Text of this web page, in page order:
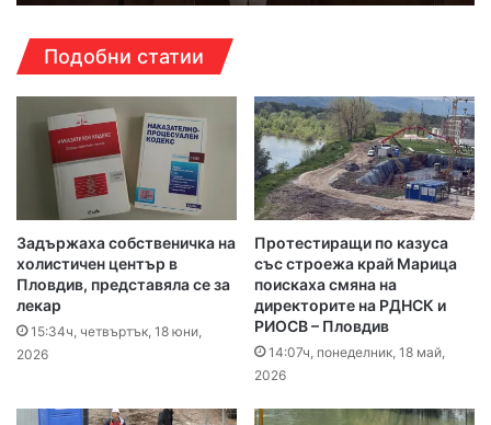
Подобни статии
Задържаха собственичка на
холистичен център в
Пловдив, представяла се за
лекар
15:34ч, четвъртък, 18 юни,
2026
Протестиращи по казуса
със строежа край Марица
поискаха смяна на
директорите на РДНСК и
РИОСВ – Пловдив
14:07ч, понеделник, 18 май,
2026